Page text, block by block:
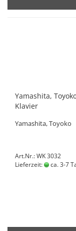
Yamashita,
Klavier
Yamashita, Toyoko
Art.Nr.: WK 3032
Lieferzeit:
ca. 3-7